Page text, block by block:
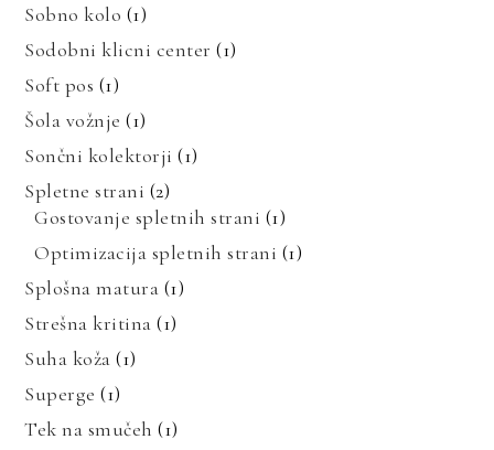
Sobno kolo (1)
Sodobni klicni center (1)
Soft pos (1)
Šola vožnje (1)
Sončni kolektorji (1)
Spletne strani (2)
Gostovanje spletnih strani (1)
Optimizacija spletnih strani (1)
Splošna matura (1)
Strešna kritina (1)
Suha koža (1)
Superge (1)
Tek na smučeh (1)